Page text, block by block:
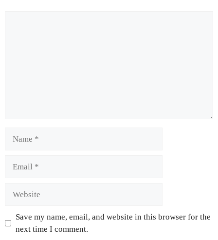
Save my name, email, and website in this browser for the
next time I comment.